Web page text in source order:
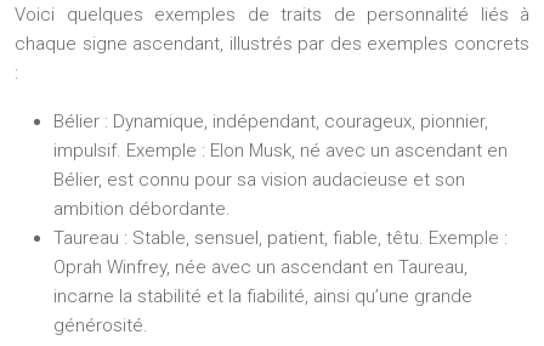
Voici quelques exemples de traits de personnalité liés à
chaque signe ascendant, illustrés par des exemples concrets
:
Bélier : Dynamique, indépendant, courageux, pionnier,
impulsif. Exemple : Elon Musk, né avec un ascendant en
Bélier, est connu pour sa vision audacieuse et son
ambition débordante.
Taureau : Stable, sensuel, patient, fiable, têtu. Exemple :
Oprah Winfrey, née avec un ascendant en Taureau,
incarne la stabilité et la fiabilité, ainsi qu’une grande
générosité.